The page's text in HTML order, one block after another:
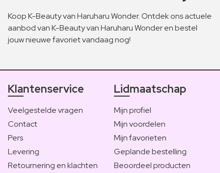
Koop K-Beauty van Haruharu Wonder. Ontdek ons actuele
aanbod van K-Beauty van Haruharu Wonder en bestel
jouw nieuwe favoriet vandaag nog!
Klantenservice
Veelgestelde vragen
Contact
Pers
Levering
Retournering en klachten
Lidmaatschap
Mijn profiel
Mijn voordelen
Mijn favorieten
Geplande bestelling
Beoordeel producten